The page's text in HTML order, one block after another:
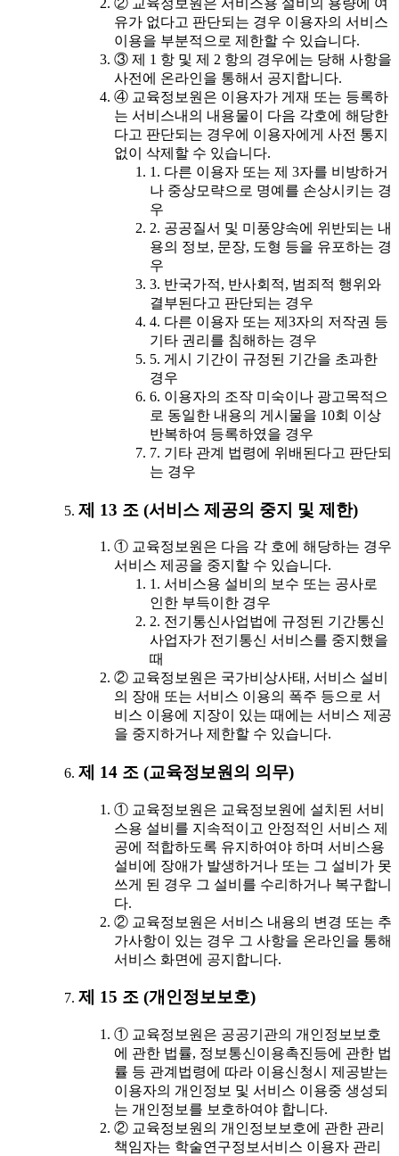
유가 없다고 판단되는 경우 이용자의 서비스
이용을 부분적으로 제한할 수 있습니다.
③ 제 1 항 및 제 2 항의 경우에는 당해 사항을
사전에 온라인을 통해서 공지합니다.
④ 교육정보원은 이용자가 게재 또는 등록하
는 서비스내의 내용물이 다음 각호에 해당한
다고 판단되는 경우에 이용자에게 사전 통지
없이 삭제할 수 있습니다.
1. 다른 이용자 또는 제 3자를 비방하거
나 중상모략으로 명예를 손상시키는 경
우
2. 공공질서 및 미풍양속에 위반되는 내
용의 정보, 문장, 도형 등을 유포하는 경
우
3. 반국가적, 반사회적, 범죄적 행위와
결부된다고 판단되는 경우
4. 다른 이용자 또는 제3자의 저작권 등
기타 권리를 침해하는 경우
5. 게시 기간이 규정된 기간을 초과한
경우
6. 이용자의 조작 미숙이나 광고목적으
로 동일한 내용의 게시물을 10회 이상
반복하여 등록하였을 경우
7. 기타 관계 법령에 위배된다고 판단되
는 경우
제 13 조 (서비스 제공의 중지 및 제한)
① 교육정보원은 다음 각 호에 해당하는 경우
서비스 제공을 중지할 수 있습니다.
1. 서비스용 설비의 보수 또는 공사로
인한 부득이한 경우
2. 전기통신사업법에 규정된 기간통신
사업자가 전기통신 서비스를 중지했을
때
② 교육정보원은 국가비상사태, 서비스 설비
의 장애 또는 서비스 이용의 폭주 등으로 서
비스 이용에 지장이 있는 때에는 서비스 제공
을 중지하거나 제한할 수 있습니다.
제 14 조 (교육정보원의 의무)
① 교육정보원은 교육정보원에 설치된 서비
스용 설비를 지속적이고 안정적인 서비스 제
공에 적합하도록 유지하여야 하며 서비스용
설비에 장애가 발생하거나 또는 그 설비가 못
쓰게 된 경우 그 설비를 수리하거나 복구합니
다.
② 교육정보원은 서비스 내용의 변경 또는 추
가사항이 있는 경우 그 사항을 온라인을 통해
서비스 화면에 공지합니다.
제 15 조 (개인정보보호)
① 교육정보원은 공공기관의 개인정보보호
에 관한 법률, 정보통신이용촉진등에 관한 법
률 등 관계법령에 따라 이용신청시 제공받는
이용자의 개인정보 및 서비스 이용중 생성되
는 개인정보를 보호하여야 합니다.
② 교육정보원의 개인정보보호에 관한 관리
책임자는 학술연구정보서비스 이용자 관리